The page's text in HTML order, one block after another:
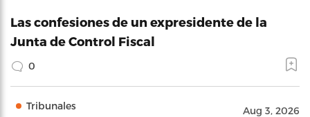
Las confesiones de un expresidente de la
Junta de Control Fiscal
0
Tribunales Aug 3, 2026